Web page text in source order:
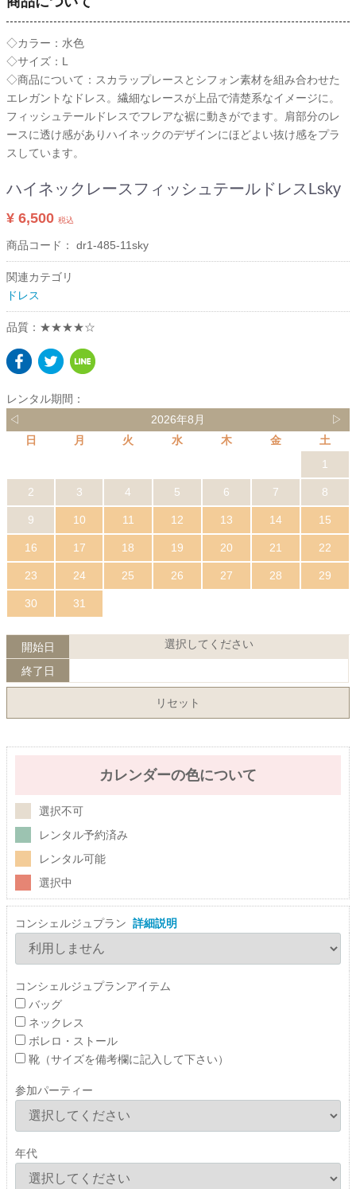
◇カラー：水色
◇サイズ：L
◇商品について：スカラップレースとシフォン素材を組み合わせた
エレガントなドレス。繊細なレースが上品で清楚系なイメージに。
フィッシュテールドレスでフレアな裾に動きがでます。肩部分のレ
ースに透け感がありハイネックのデザインにほどよい抜け感をプラ
スしています。
ハイネックレースフィッシュテールドレスLsky
¥ 6,500 税込
商品コード： dr1-485-11sky
関連カテゴリ
ドレス
品質：★★★★☆
レンタル期間：
◁
2026年8月
▷
日
月 火 水 木 金
土
1
2 3 4 5 6 7 8
9 10 11 12 13 14 15
16 17 18 19 20 21 22
23 24 25 26 27 28 29
30 31
開始日 選択してください
終了日
リセット
カレンダーの色について
選択不可
レンタル予約済み
レンタル可能
選択中
コンシェルジュプラン 詳細説明
コンシェルジュプランアイテム
バッグ
ネックレス
ボレロ・ストール
靴（サイズを備考欄に記入して下さい）
参加パーティー
年代